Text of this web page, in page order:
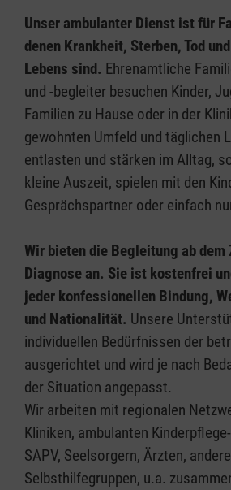
Unser ambulanter Dienst ist für
denen Krankheit, Sterben, Tod
Lebens sind. Ehrenamtliche
und -begleiter besuchen Kinder,
Familien zu Hause oder in der
gewohnten Umfeld und täglichen
entlasten und stärken im Alltag,
kleine Auszeit, spielen mit den
Gesprächspartner oder einfach
Wir bieten die Begleitung ab dem
Diagnose an. Sie ist kostenfrei
jeder konfessionellen Bindung,
und Nationalität. Unsere
individuellen Bedürfnissen der
ausgerichtet und wird je nach
der Situation angepasst.
Wir arbeiten mit regionalen
Kliniken, ambulanten
SAPV, Seelsorgern, Ärzten,
Selbsthilfegruppen, u.a.